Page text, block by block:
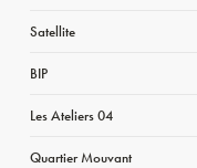
Satellite
BIP
Les Ateliers 04
Quartier Mouvant